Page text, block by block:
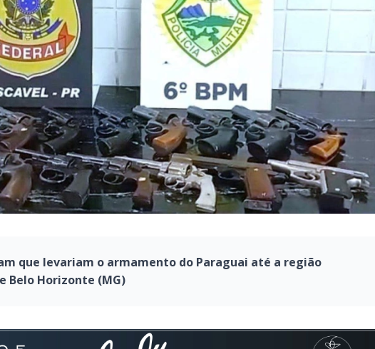
que levariam o armamento do Paraguai até a região
Belo Horizonte (MG)
detidas no fim da noite de quinta-feira (11) na rodoviária